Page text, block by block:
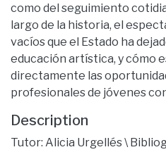
como del seguimiento
largo de la historia, el
vacíos que el Estado ha
educación artística, y cómo
directamente las
profesionales de jóvenes
Description
Tutor: Alicia Urgellés \